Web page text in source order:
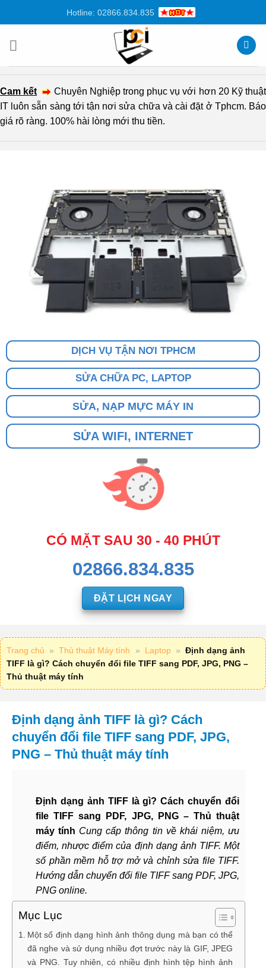
dung
Hotline: 02866.834.835
Cam kết
Chuyên Nghiệp trong phục vụ với hơn 20 Kỹ thuật
IT luôn sẵn sàng tới tận nơi sửa chữa và cài đặt ở Tphcm. Báo
giá rõ ràng. 100% hài lòng mới thu tiền.
DỊCH VỤ TẬN NƠI TPHCM
SỬA CHỮA PC, LAPTOP
SỬA, NẠP MỰC MÁY IN
SỬA WIFI, INTERNET
CÓ MẶT SAU 30 - 40 PHÚT
02866.834.835
ĐẶT LỊCH NGAY
Trang chủ » Thủ thuật Máy tính » Laptop » Định dạng ảnh
TIFF là gì? Cách chuyển đổi file TIFF sang PDF, JPG, PNG –
Thủ thuật máy tính
Định dạng ảnh TIFF là gì? Cách
chuyển đổi file TIFF sang PDF, JPG,
PNG – Thủ thuật máy tính
Định dạng ảnh TIFF là gì? Cách chuyển đổi
file TIFF sang PDF, JPG, PNG – Thủ thuật
máy tính Cung cấp thông tin về khái niệm, ưu
điểm, nhược điểm của định dạng ảnh TIFF. Một
số phần mềm hỗ trợ mở và chỉnh sửa file TIFF.
Hướng dẫn chuyển đổi file TIFF sang PDF, JPG,
PNG online.
Mục Lục
Một số định dạng hình ảnh thông dụng mà bạn có thể
đã nghe và sử dụng nhiều đợt trước này là GIF, JPEG
và PNG. Tuy nhiên, có nhiều định hình tệp hình ảnh